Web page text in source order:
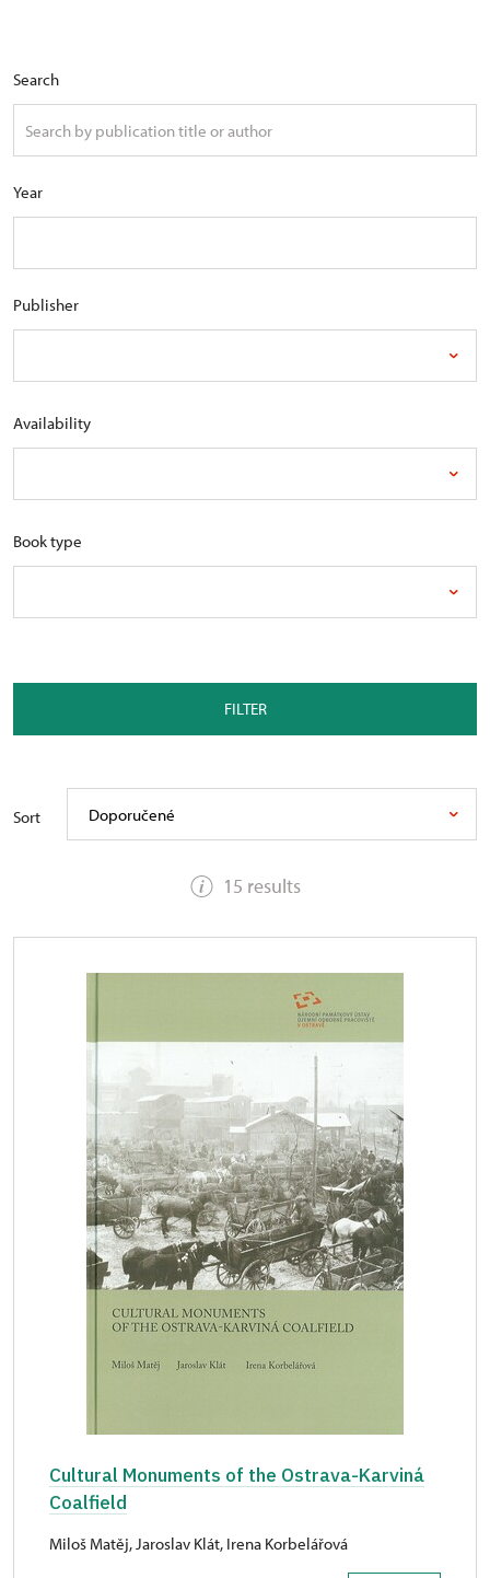
Search
Year
Publisher
Availability
Book type
FILTER
15 results
Sort Doporučené
Cultural Monuments of the Ostrava-Karviná
Coalfield
Miloš Matěj, Jaroslav Klát, Irena Korbelářová